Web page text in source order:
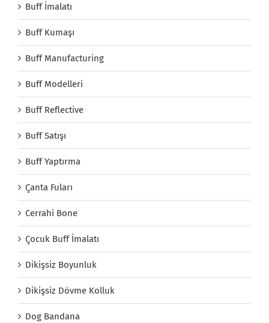
Buff İmalatı
Buff Kumaşı
Buff Manufacturing
Buff Modelleri
Buff Reflective
Buff Satışı
Buff Yaptırma
Çanta Fuları
Cerrahi Bone
Çocuk Buff İmalatı
Dikişsiz Boyunluk
Dikişsiz Dövme Kolluk
Dog Bandana